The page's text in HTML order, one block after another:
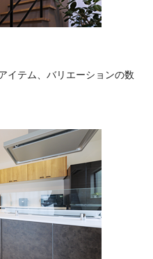
イテム、バリエーションの数